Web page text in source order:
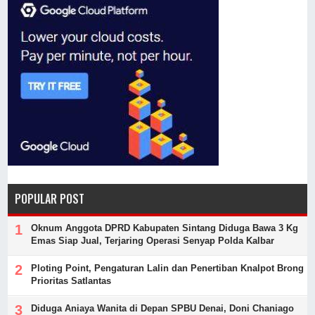
POPULAR POST
Oknum Anggota DPRD Kabupaten Sintang Diduga Bawa 3 Kg
Emas Siap Jual, Terjaring Operasi Senyap Polda Kalbar
Ploting Point, Pengaturan Lalin dan Penertiban Knalpot Brong
Prioritas Satlantas
Diduga Aniaya Wanita di Depan SPBU Denai, Doni Chaniago